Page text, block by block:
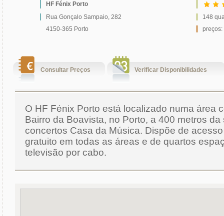
HF Fénix Porto
Rua Gonçalo Sampaio, 282
148
4150-365 Porto
preços:
Consultar Preços Verificar Disponibilidades
O HF Fénix Porto está localizado numa área
Bairro da Boavista, no Porto, a 400 metros da
concertos Casa da Música. Dispõe de
gratuito em todas as áreas e de quartos
televisão por cabo.